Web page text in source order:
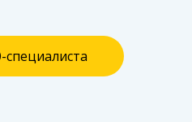
специалиста